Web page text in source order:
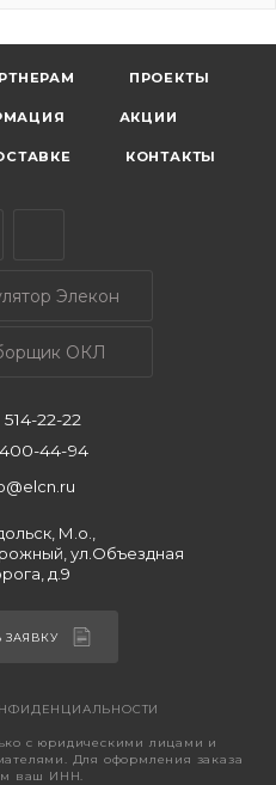
ПРОЕКТЫ
АКЦИИ
КОНТАКТЫ
Элекон
ОКЛ
22-22
44-94
М.о.,
ул.Объездная
д.9
ЗАЯВКУ
с юридическими лицами и
Для оформления заказа
ваш ИНН.